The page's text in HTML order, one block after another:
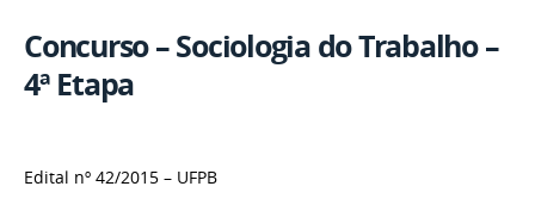
Concurso – Sociologia do Trabalho –
4ª Etapa
Edital nº 42/2015 – UFPB